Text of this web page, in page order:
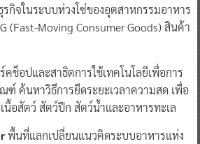
กิจในระบบห่วงโซ่ของอุตสาหกรรมอาหาร
(Fast-Moving Consumer Goods) สินค้า
คช็อปและสาธิตการใช้เทคโนโลยีเพื่อการ
ค้นหาวิธีการยืดระยะเวลาความสด เพื่อ
อสัตว์ สัตว์ปีก สัตว์นํ้าและอาหารทะเล
พื้นที่แลกเปลี่ยนแนวคิดระบบอาหารแห่ง